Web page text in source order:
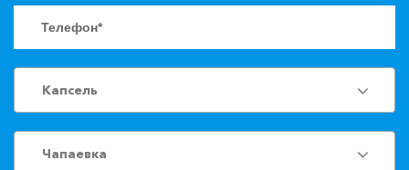
Капсель
Чапаевка